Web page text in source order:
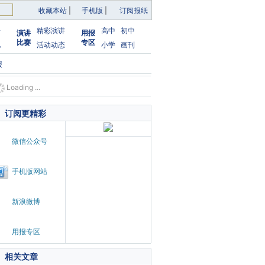
收藏本站 手机版 订阅报纸
演讲
比赛
精彩演讲
活动动态
用报
专区
高中
初中
小学 画刊
Loading ...
订阅更精彩
微信公众号
手机版网站
新浪微博
用报专区
相关文章